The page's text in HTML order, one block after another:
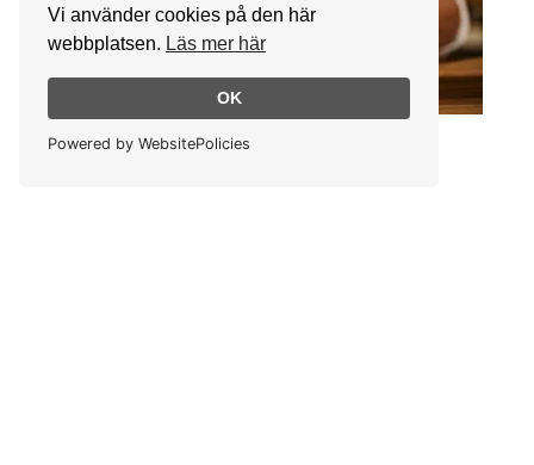
Vi använder cookies på den här
webbplatsen. Läs mer här
OK
Powered by WebsitePolicies